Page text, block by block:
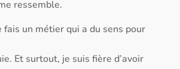
ressemble.
fais un métier qui a du sens pour
Et surtout, je suis fière d’avoir